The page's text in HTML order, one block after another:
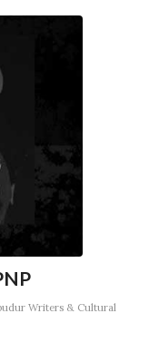
Writers & Cultural